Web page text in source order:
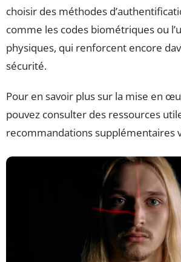
choisir des méthodes
comme les codes biométriques ou
physiques, qui renforcent encore
sécurité.
Pour en savoir plus sur la mise en
pouvez consulter des ressources
recommandations supplémentaires